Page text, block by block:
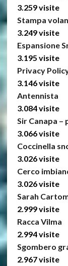
3.259 visite
Stampa
3.249 visite
Espansione
3.195 visite
Privacy
3.146 visite
Antennista
3.084 visite
Sir Canapa
3.066 visite
Coccinella
3.026 visite
Cerco
3.026 visite
Sarah
2.999 visite
Racca Vilma
2.994 visite
Sgombero
2.967 visite